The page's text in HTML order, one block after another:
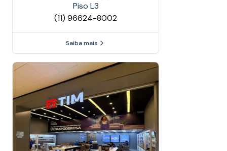
Piso L3
(11) 96624-8002
Saiba mais